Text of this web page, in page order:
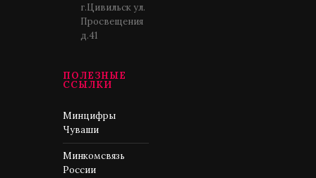
г.Цивильск ул.
Просвещения
д.41
ПОЛЕЗНЫЕ
ССЫЛКИ
Минцифры
Чуваши
Минкомсвязь
России